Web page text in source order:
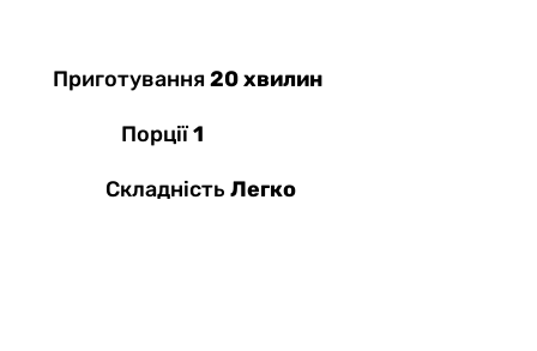
Приготування20 хвилин
Порції1
Складність Легко